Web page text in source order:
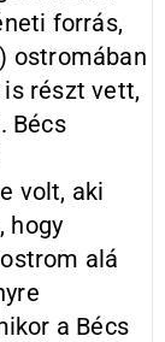
forrás,
ostromában
részt vett,
Bécs
volt, aki
hogy
alá
a Bécs